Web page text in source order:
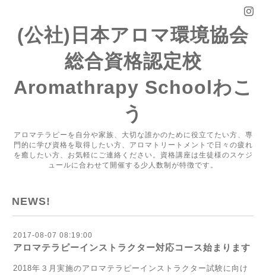
(公社)日本アロマ環境協会
総合資格認定校
Aromathrapy Schoolわこ
う
アロマテラピーを自分や家族、大切な誰かのために役立てたい方、専
門的に学び資格を取得したい方、アロマトリートメントで日々の疲れ
を癒したい方、お気軽にご連絡ください。資格講座は生徒様のスケジ
ュールに合わせて開催する少人数制が特徴です。
NEWS!
2017-08-07 08:19:00
アロマテラピーインストラクター対応コース始まります
2018年３月実施のアロマテラピーインストラクター試験に向け